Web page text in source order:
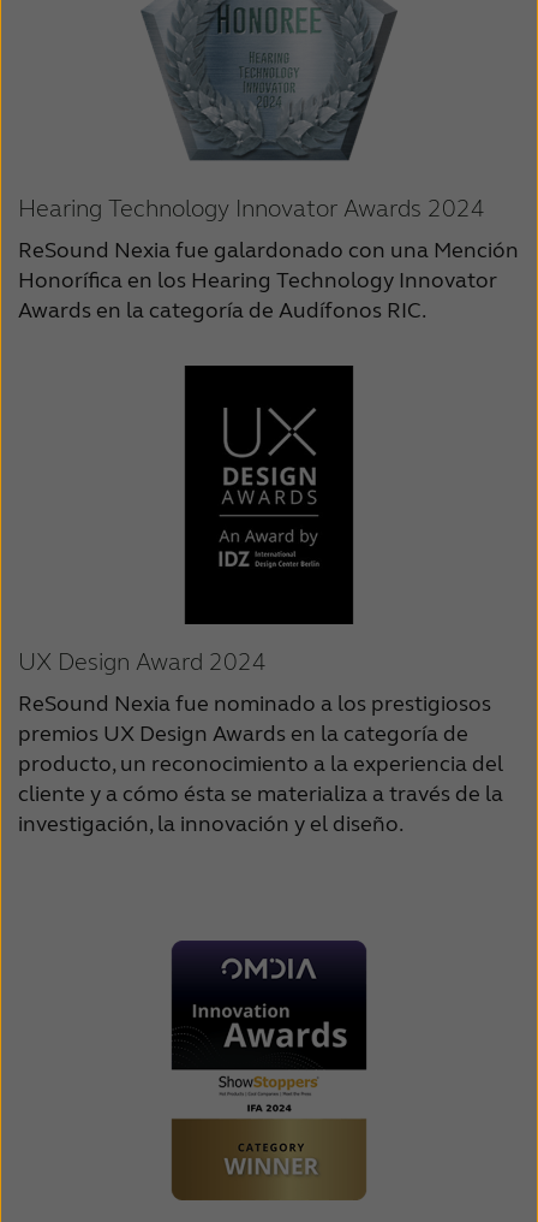
Hearing Technology Innovator Awards 2024
ReSound Nexia fue galardonado con una Mención
Honorífica en los Hearing Technology Innovator
Awards en la categoría de Audífonos RIC.
UX Design Award 2024
ReSound Nexia fue nominado a los prestigiosos
premios UX Design Awards en la categoría de
producto, un reconocimiento a la experiencia del
cliente y a cómo ésta se materializa a través de la
investigación, la innovación y el diseño.